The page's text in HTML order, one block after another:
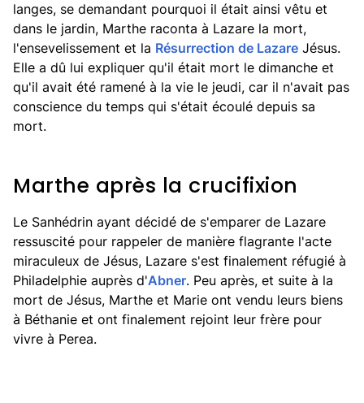
langes, se demandant pourquoi il était ainsi vêtu et
dans le jardin, Marthe raconta à Lazare la mort,
l'ensevelissement et la Résurrection de Lazare Jésus.
Elle a dû lui expliquer qu'il était mort le dimanche et
qu'il avait été ramené à la vie le jeudi, car il n'avait pas
conscience du temps qui s'était écoulé depuis sa
mort.
Marthe après la crucifixion
Le Sanhédrin ayant décidé de s'emparer de Lazare
ressuscité pour rappeler de manière flagrante l'acte
miraculeux de Jésus, Lazare s'est finalement réfugié à
Philadelphie auprès d'Abner. Peu après, et suite à la
mort de Jésus, Marthe et Marie ont vendu leurs biens
à Béthanie et ont finalement rejoint leur frère pour
vivre à Perea.